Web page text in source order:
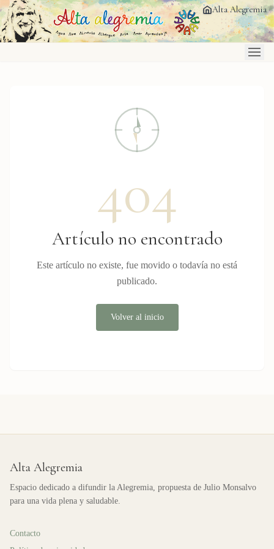
Saltar al contenido principal Alta Alegremia
404
Artículo no encontrado
Este artículo no existe, fue movido o todavía no está
publicado.
Volver al inicio
Alta Alegremia
Espacio dedicado a difundir la Alegremia, propuesta de Julio Monsalvo
para una vida plena y saludable.
Contacto